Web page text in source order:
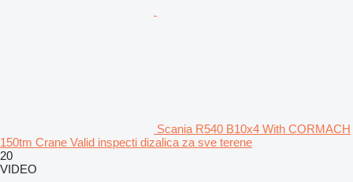
Scania R540 B10x4 With CORMACH
150tm Crane Valid inspecti dizalica za sve terene
20
VIDEO